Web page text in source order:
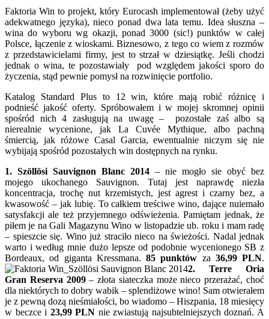
Faktoria Win to projekt, który Eurocash implementował (żeby użyć
adekwatnego języka), nieco ponad dwa lata temu. Idea słuszna –
wina do wyboru wg okazji, ponad 3000 (sic!) punktów w całej
Polsce, łączenie z wioskami. Biznesowo, z tego co wiem z rozmów
z przedstawicielami firmy, jest to strzał w dziesiątkę. Jeśli chodzi
jednak o wina, te pozostawiały pod względem jakości sporo do
życzenia, stąd pewnie pomysł na rozwinięcie portfolio.
Katalog Standard Plus to 12 win, które mają robić różnicę i
podnieść jakość oferty. Spróbowałem i w mojej skromnej opinii
spośród nich 4 zasługują na uwagę – pozostałe zaś albo są
nierealnie wycenione, jak La Cuvée Mythique, albo pachną
śmiercią, jak różowe Casal Garcia, ewentualnie niczym się nie
wybijają spośród pozostałych win dostępnych na rynku.
1. Szöllösi Sauvignon Blanc 2014 – nie mogło sie obyć bez
mojego ukochanego Sauvignon. Tutaj jest naprawdę niezła
koncentracja, trochę nut krzemistych, jest agrest i czarny bez, a
kwasowość – jak lubię. To całkiem treściwe wino, dające nuiemało
satysfakcji ale też przyjemnego odświeżenia. Pamiętam jednak, że
piłem je na Gali Magazynu Wino w listopadzie ub. roku i mam radę
– spieszcie się. Wino już straciło nieco na świeżości. Nadal jednak
warto i według mnie dużo lepsze od podobnie wycenionego SB z
Bordeaux, od giganta Kressmana. 85 punktów za 36,99 PLN.
2. Terre Oria
Gran Reserva 2009– złota siateczka może nieco przerażać, choć
dla niektórych to dobry wabik – splendiżowe wino! Sam otwierałem
je z pewną dozą nieśmiałości, bo wiadomo – Hiszpania, 18 miesięcy
w beczce i 23,99 PLN nie zwiastują najsubtelniejszych doznań. A